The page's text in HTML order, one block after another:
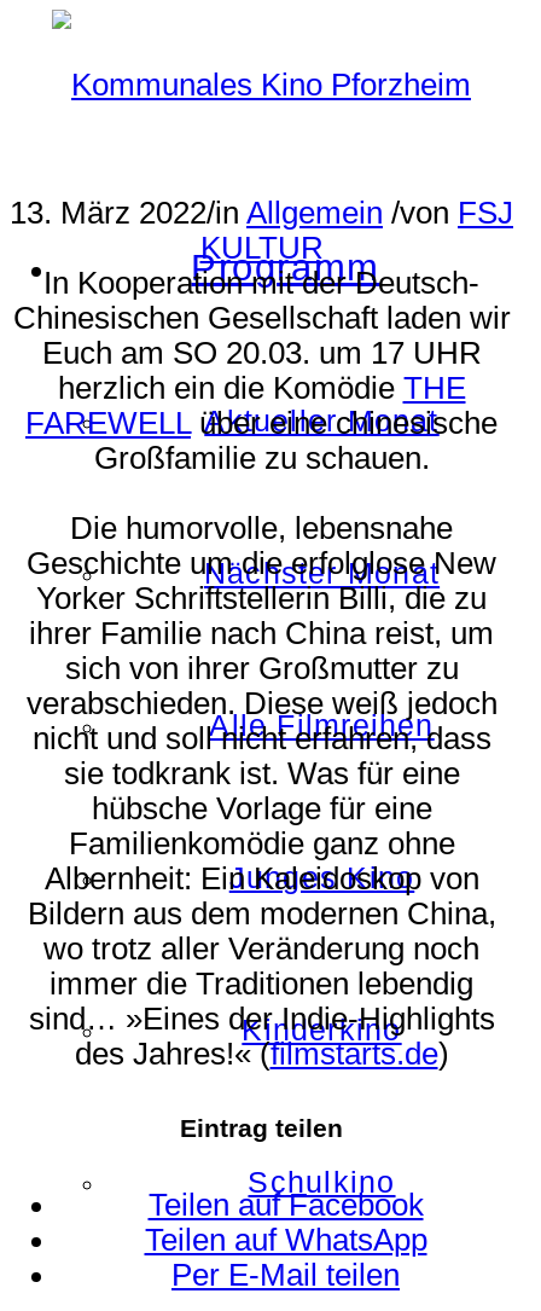
Programm
Aktueller Monat
Nächster Monat
Alle Filmreihen
Junges Kino
Kinderkino
Schulkino
13. März 2022/in Allgemein /von FSJ
KULTUR
In Kooperation mit der Deutsch-
Chinesischen Gesellschaft laden wir
Euch am SO 20.03. um 17 UHR
herzlich ein die Komödie THE
FAREWELLüber eine chinesische
Großfamilie zu schauen.
Die humorvolle, lebensnahe
Geschichte um die erfolglose New
Yorker Schriftstellerin Billi, die zu
ihrer Familie nach China reist, um
sich von ihrer Großmutter zu
verabschieden. Diese weiß jedoch
nicht und soll nicht erfahren, dass
sie todkrank ist. Was für eine
hübsche Vorlage für eine
Familienkomödie ganz ohne
Albernheit: Ein Kaleidoskop von
Bildern aus dem modernen China,
wo trotz aller Veränderung noch
immer die Traditionen lebendig
sind… »Eines der Indie-Highlights
des Jahres!« (filmstarts.de)
Eintrag teilen
Teilen auf Facebook
Teilen auf WhatsApp
Per E-Mail teilen